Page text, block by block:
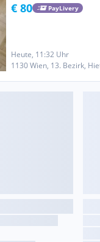
€ 80 PayLivery
Heute, 11:32 Uhr
1130 Wien, 13. Bezirk,